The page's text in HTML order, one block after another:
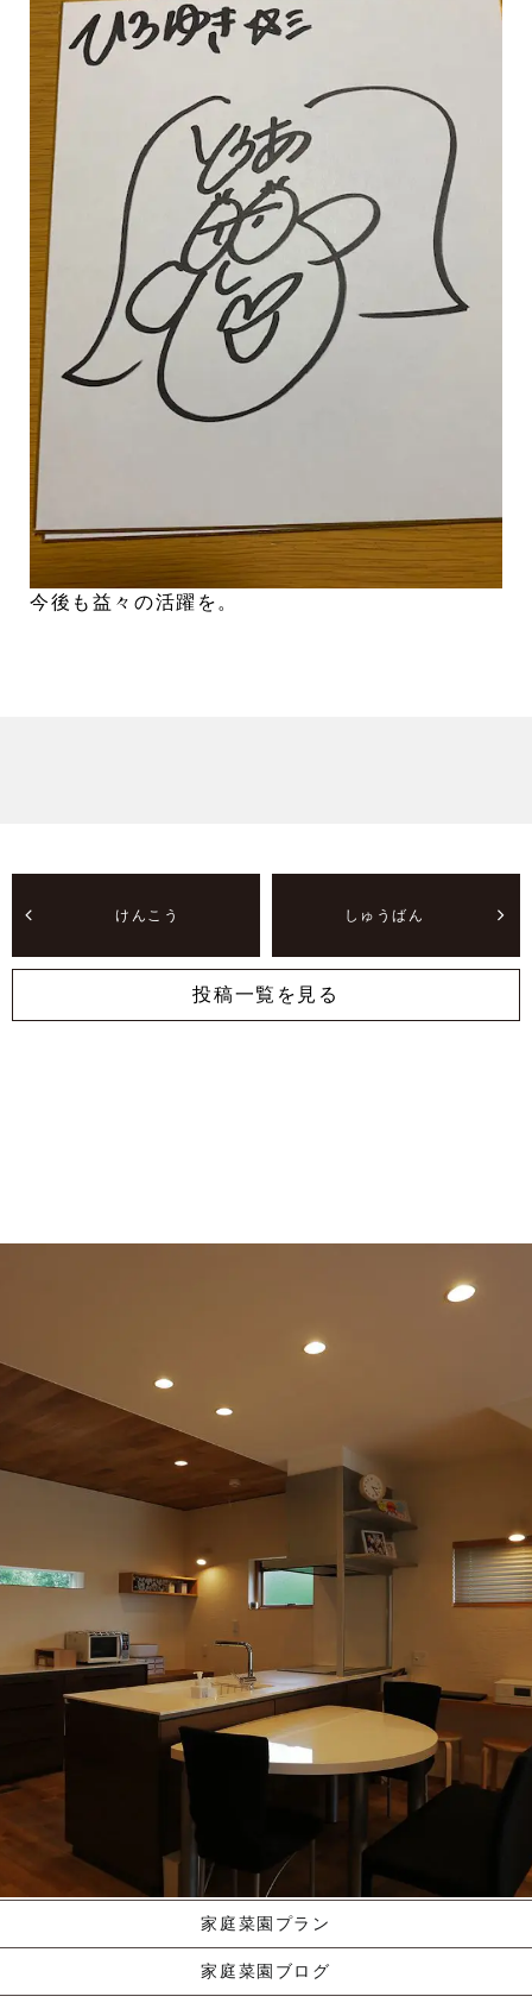
今後も益々の活躍を。
けんこう しゅうばん
投稿一覧を見る
資料請求する
くりやま建築のこだわり
家庭菜園プラン
家庭菜園ブログ